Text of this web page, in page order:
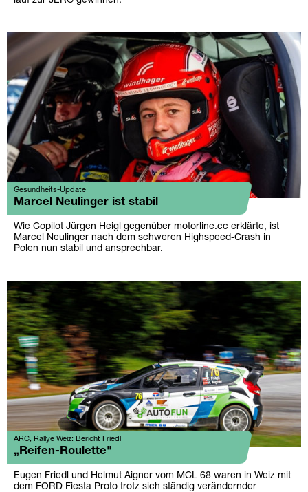
Gesundheits-Update
Marcel Neulinger ist stabil
Wie Copilot Jürgen Heigl gegenüber motorline.cc erklärte, ist
Marcel Neulinger nach dem schweren Highspeed-Crash in
Polen nun stabil und ansprechbar.
ARC, Rallye Weiz: Bericht Friedl
„Reifen-Roulette"
Eugen Friedl und Helmut Aigner vom MCL 68 waren in Weiz mit
dem FORD Fiesta Proto trotz sich ständig verändernder